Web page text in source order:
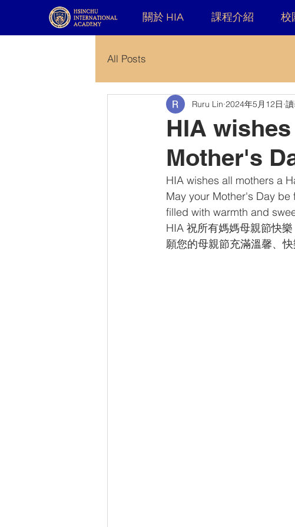
關於 HIA 課程介紹 校
All Posts
HIA
Mother's
Ruru Lin 2024年5月12日
HIA wishes all mothers a
May your Mother's Day
filled with warmth and
HIA 祝所有媽媽母親節快
願您的母親節充滿溫馨、